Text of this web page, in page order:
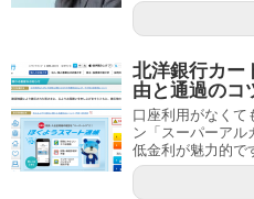
北洋銀行カー
由と通過のコ
口座利用がなくて
ン「スーパーアル
低金利が魅力的で